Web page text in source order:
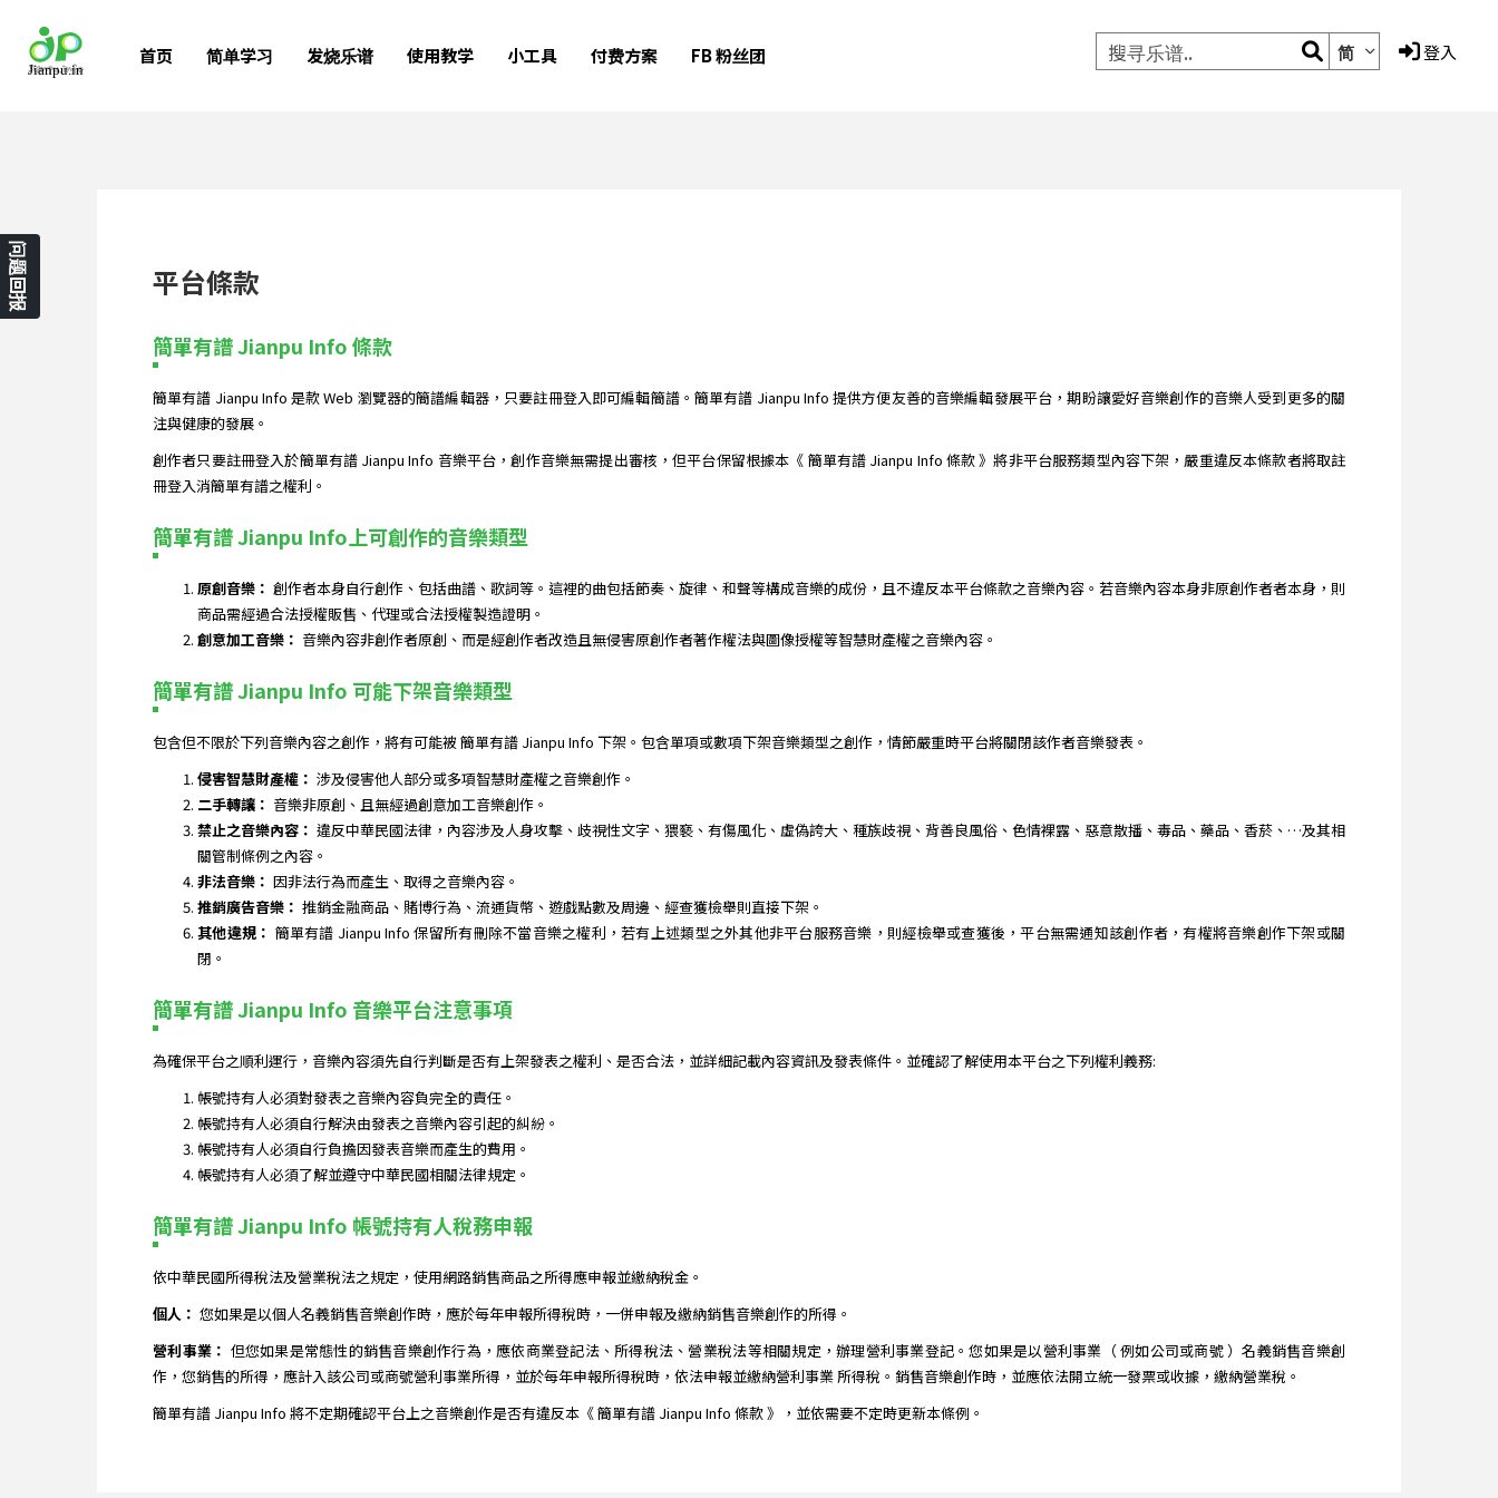
首页 简单学习 发烧乐谱 使用教学 小工具 付费方案 FB 粉丝团 简 登入
平台條款
簡單有譜 Jianpu Info 條款
簡單有譜 Jianpu Info 是款 Web 瀏覽器的簡譜編輯器，只要註冊登入即可編輯簡譜。簡單有譜 Jianpu Info 提供方便友善的音樂編輯發展平台，期盼讓愛好音樂創作的音樂人受到更多的關
注與健康的發展。
創作者只要註冊登入於簡單有譜 Jianpu Info 音樂平台，創作音樂無需提出審核，但平台保留根據本《 簡單有譜 Jianpu Info 條款 》將非平台服務類型內容下架，嚴重違反本條款者將取註
冊登入消簡單有譜之權利。
簡單有譜 Jianpu Info上可創作的音樂類型
原創音樂： 創作者本身自行創作、包括曲譜、歌詞等。這裡的曲包括節奏、旋律、和聲等構成音樂的成份，且不違反本平台條款之音樂內容。若音樂內容本身非原創作者者本身，則
商品需經過合法授權販售、代理或合法授權製造證明。
創意加工音樂： 音樂內容非創作者原創、而是經創作者改造且無侵害原創作者著作權法與圖像授權等智慧財產權之音樂內容。
簡單有譜 Jianpu Info 可能下架音樂類型
包含但不限於下列音樂內容之創作，將有可能被 簡單有譜 Jianpu Info 下架。包含單項或數項下架音樂類型之創作，情節嚴重時平台將關閉該作者音樂發表。
侵害智慧財產權： 涉及侵害他人部分或多項智慧財產權之音樂創作。
二手轉讓： 音樂非原創、且無經過創意加工音樂創作。
禁止之音樂內容： 違反中華民國法律，內容涉及人身攻擊、歧視性文字、猥褻、有傷風化、虛偽誇大、種族歧視、背善良風俗、色情裸露、惡意散播、毒品、藥品、香菸、…及其相
關管制條例之內容。
非法音樂： 因非法行為而產生、取得之音樂內容。
推銷廣告音樂： 推銷金融商品、賭博行為、流通貨幣、遊戲點數及周邊、經查獲檢舉則直接下架。
其他違規： 簡單有譜 Jianpu Info 保留所有刪除不當音樂之權利，若有上述類型之外其他非平台服務音樂，則經檢舉或查獲後，平台無需通知該創作者，有權將音樂創作下架或關
閉。
簡單有譜 Jianpu Info 音樂平台注意事項
為確保平台之順利運行，音樂內容須先自行判斷是否有上架發表之權利、是否合法，並詳細記載內容資訊及發表條件。並確認了解使用本平台之下列權利義務:
帳號持有人必須對發表之音樂內容負完全的責任。
帳號持有人必須自行解決由發表之音樂內容引起的糾紛。
帳號持有人必須自行負擔因發表音樂而產生的費用。
帳號持有人必須了解並遵守中華民國相關法律規定。
簡單有譜 Jianpu Info 帳號持有人稅務申報
依中華民國所得稅法及營業稅法之規定，使用網路銷售商品之所得應申報並繳納稅金。
個人： 您如果是以個人名義銷售音樂創作時，應於每年申報所得稅時，一併申報及繳納銷售音樂創作的所得。
營利事業： 但您如果是常態性的銷售音樂創作行為，應依商業登記法、所得稅法、營業稅法等相關規定，辦理營利事業登記。您如果是以營利事業（ 例如公司或商號 ）名義銷售音樂創
作，您銷售的所得，應計入該公司或商號營利事業所得，並於每年申報所得稅時，依法申報並繳納營利事業 所得稅。銷售音樂創作時，並應依法開立統一發票或收據，繳納營業稅。
簡單有譜 Jianpu Info 將不定期確認平台上之音樂創作是否有違反本《 簡單有譜 Jianpu Info 條款 》，並依需要不定時更新本條例。
问题回报